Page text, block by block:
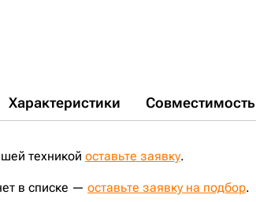
Характеристики Совместимость
техникой оставьте заявку.
в списке — оставьте заявку на подбор.